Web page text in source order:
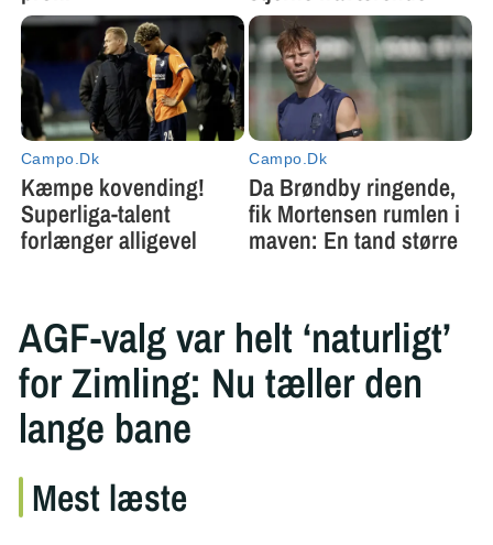
AGF-valg var helt ‘naturligt’
for Zimling: Nu tæller den
lange bane
Mest læste